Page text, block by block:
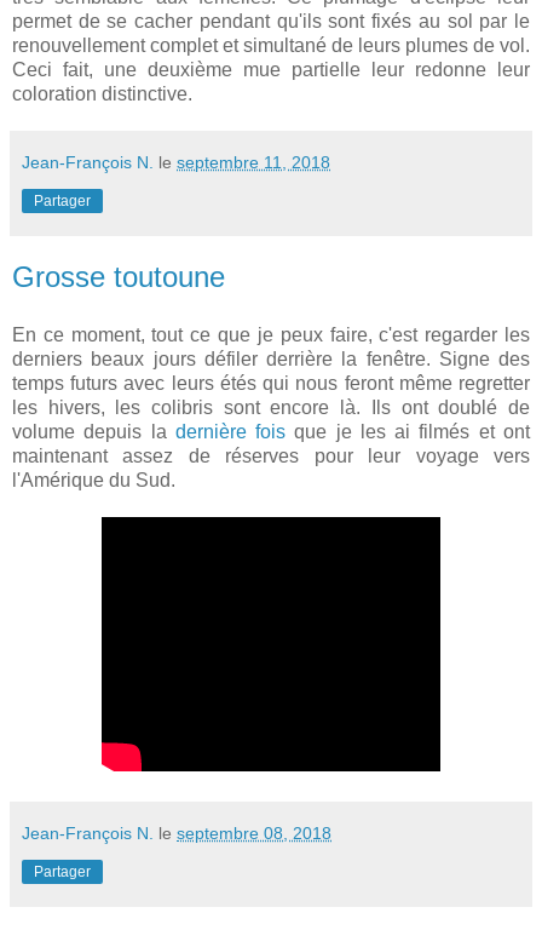
permet de se cacher pendant qu'ils sont fixés au sol par le
renouvellement complet et simultané de leurs plumes de vol.
Ceci fait, une deuxième mue partielle leur redonne leur
coloration distinctive.
Jean-François N. le septembre 11, 2018
Partager
Grosse toutoune
En ce moment, tout ce que je peux faire, c'est regarder les
derniers beaux jours défiler derrière la fenêtre. Signe des
temps futurs avec leurs étés qui nous feront même regretter
les hivers, les colibris sont encore là. Ils ont doublé de
volume depuis la dernière fois que je les ai filmés et ont
maintenant assez de réserves pour leur voyage vers
l'Amérique du Sud.
Jean-François N. le septembre 08, 2018
Partager